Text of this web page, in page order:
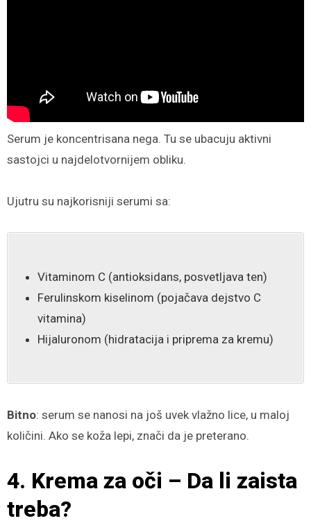
Serum je koncentrisana nega. Tu se ubacuju aktivni
sastojci u najdelotvornijem obliku.
Ujutru su najkorisniji serumi sa:
Vitaminom C (antioksidans, posvetljava ten)
Ferulinskom kiselinom (pojačava dejstvo C
vitamina)
Hijaluronom (hidratacija i priprema za kremu)
Bitno: serum se nanosi na još uvek vlažno lice, u maloj
količini. Ako se koža lepi, znači da je preterano.
4. Krema za oči – Da li zaista
treba?